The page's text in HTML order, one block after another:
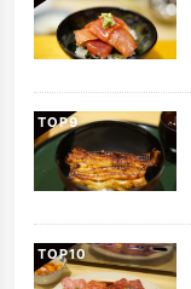
TOP
TOP